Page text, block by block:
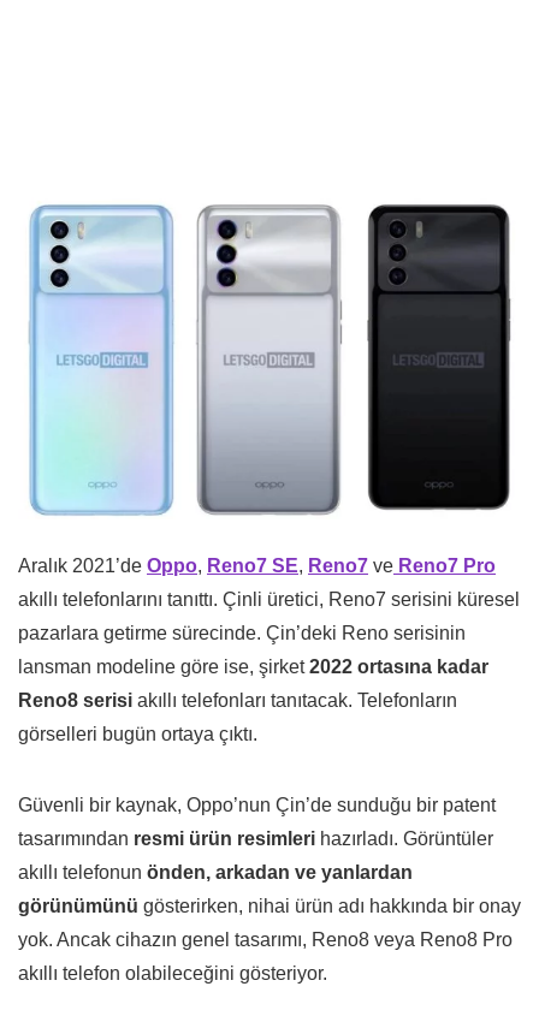
Aralık 2021’de Oppo, Reno7 SE, Reno7 ve Reno7 Pro
akıllı telefonlarını tanıttı. Çinli üretici, Reno7 serisini küresel
pazarlara getirme sürecinde. Çin’deki Reno serisinin
lansman modeline göre ise, şirket2022 ortasına kadar
Reno8 serisi akıllı telefonları tanıtacak. Telefonların
görselleri bugün ortaya çıktı.
Güvenli bir kaynak, Oppo’nun Çin’de sunduğu bir patent
tasarımından resmi ürün resimleri hazırladı. Görüntüler
akıllı telefonun önden, arkadan ve yanlardan
görünümünü gösterirken, nihai ürün adı hakkında bir onay
yok. Ancak cihazın genel tasarımı, Reno8 veya Reno8 Pro
akıllı telefon olabileceğini gösteriyor.